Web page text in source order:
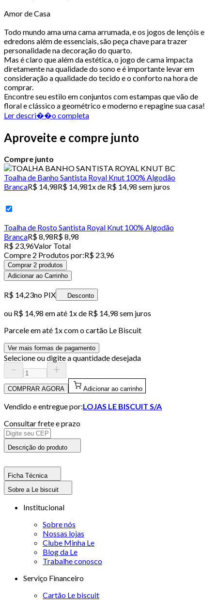
Amor de Casa
Todo mundo ama uma cama arrumada, e os jogos de lençóis e
edredons além de essenciais, são peça chave para trazer
personalidade na decoração do quarto.
Mas é claro que além da estética, o jogo de cama impacta
diretamente na qualidade do sono e é importante levar em
consideração a qualidade do tecido e o conforto na hora de
comprar.
Encontre seu estilo em conjuntos com estampas que vão de
floral e clássico a geométrico e moderno e repagine sua casa!
Ler descri��o completa
Aproveite e compre junto
Compre junto
Toalha de Banho Santista Royal Knut 100% Algodão
BrancaR$ 14,98R$ 14,981x de R$ 14,98 sem juros
Toalha de Rosto Santista Royal Knut 100% Algodão
BrancaR$ 8,98R$ 8,98
R$ 23,96Valor Total
Compre 2 Produtos por:R$ 23,96
Comprar 2 produtos
Adicionar ao Carrinho
R$ 14,23no PIX Desconto
ou R$ 14,98 em até 1x de R$ 14,98 sem juros
Parcele em até 1x com o cartão Le Biscuit
Ver mais formas de pagamento
Selecione ou digite a quantidade desejada
COMPRAR AGORA Adicionar ao carrinho
Vendido e entregue por:LOJAS LE BISCUIT S/A
Consultar frete e prazo
Descrição do produto
Ficha Técnica
Sobre a Le biscuit
Institucional
Sobre nós
Nossas lojas
Clube Minha Le
Blog da Le
Trabalhe conosco
Serviço Financeiro
Cartão Le biscuit